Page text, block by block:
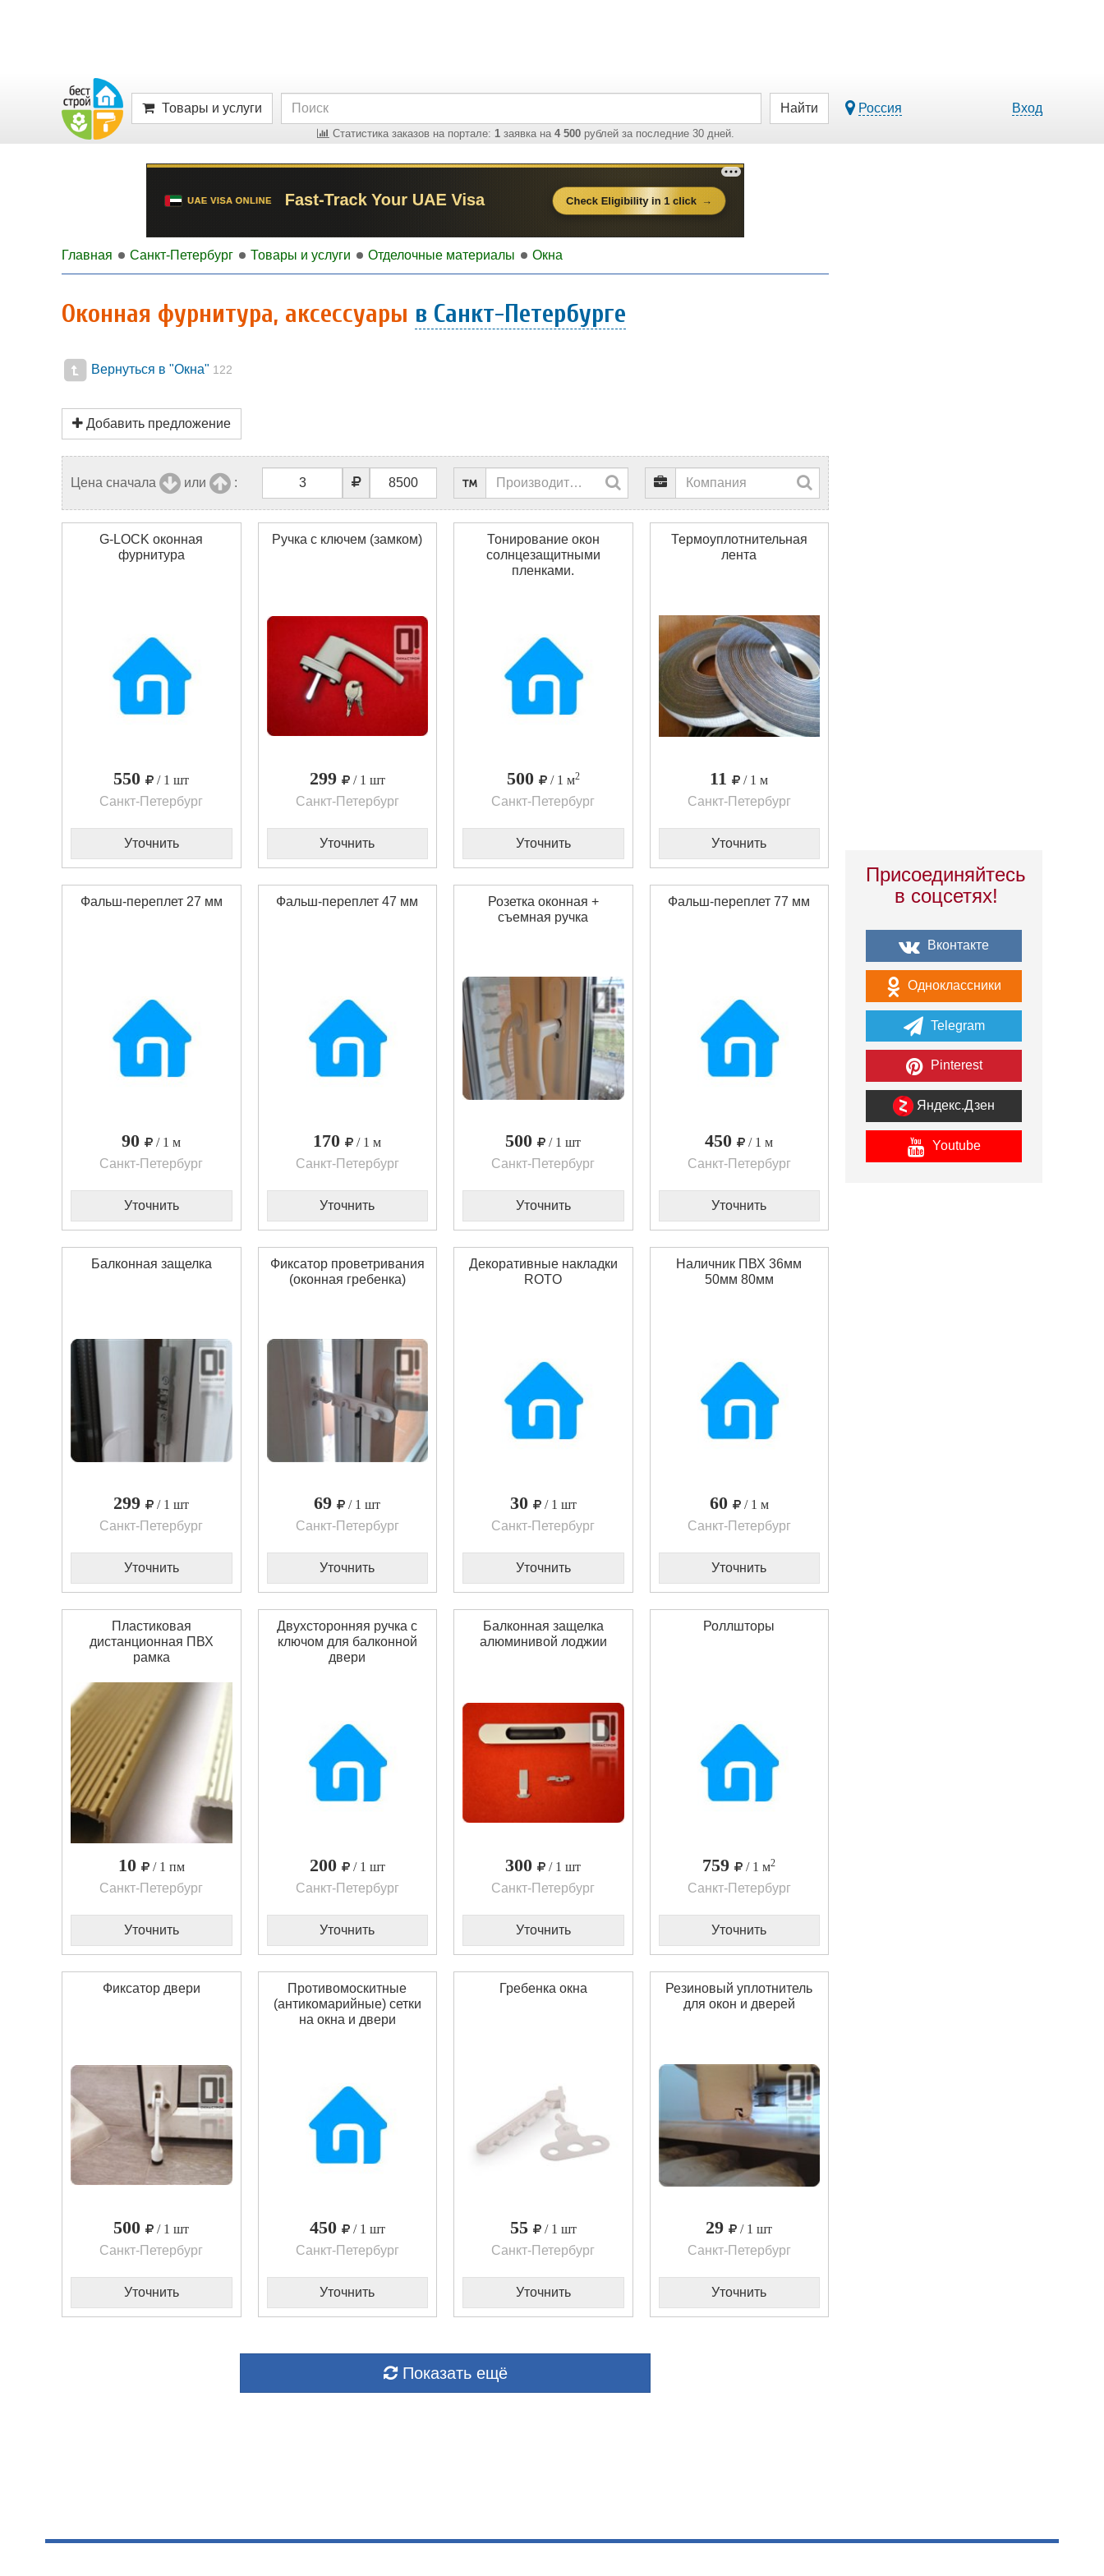
Товары и услуги
Статистика заказов на портале: 1заявка на 4 500рублей за последние 30 дней.
Найти Россия Вход
Главная Санкт-Петербург Товары и услуги Отделочные материалы Окна
Оконная фурнитура, аксессуары в Санкт-Петербурге
Вернуться в "Окна" 122
Добавить предложение
Цена сначала или :
G-LOCK оконная
фурнитура
550
/ 1 шт
Санкт-Петербург
Уточнить
Ручка с ключем (замком)
299
/ 1 шт
Санкт-Петербург
Уточнить
Тонирование окон
солнцезащитными
пленками.
500 / 1 м2
Санкт-Петербург
Уточнить
Термоуплотнительная
лента
11
/ 1 м
Санкт-Петербург
Уточнить
Фальш-переплет 27 мм
90
/ 1 м
Санкт-Петербург
Уточнить
Фальш-переплет 47 мм
170
/ 1 м
Санкт-Петербург
Уточнить
Розетка оконная +
съемная ручка
500
/ 1 шт
Санкт-Петербург
Уточнить
Фальш-переплет 77 мм
450
/ 1 м
Санкт-Петербург
Уточнить
Балконная защелка
299
/ 1 шт
Санкт-Петербург
Уточнить
Фиксатор проветривания
(оконная гребенка)
69
/ 1 шт
Санкт-Петербург
Уточнить
Декоративные накладки
ROTO
30
/ 1 шт
Санкт-Петербург
Уточнить
Наличник ПВХ 36мм
50мм 80мм
60
/ 1 м
Санкт-Петербург
Уточнить
Пластиковая
дистанционная ПВХ
рамка
10
/ 1 пм
Санкт-Петербург
Уточнить
Двухсторонняя ручка с
ключом для балконной
двери
200
/ 1 шт
Санкт-Петербург
Уточнить
Балконная защелка
алюминивой лоджии
300
/ 1 шт
Санкт-Петербург
Уточнить
Роллшторы
759 / 1 м2
Санкт-Петербург
Уточнить
Фиксатор двери
500
/ 1 шт
Санкт-Петербург
Уточнить
Противомоскитные
(антикомарийные) сетки
на окна и двери
450
/ 1 шт
Санкт-Петербург
Уточнить
Гребенка окна
55
/ 1 шт
Санкт-Петербург
Уточнить
Резиновый уплотнитель
для окон и дверей
29
/ 1 шт
Санкт-Петербург
Уточнить
Показать ещё
Присоединяйтесь
в соцсетях!
Вконтакте
Одноклассники
Telegram
Pinterest
Яндекс.Дзен
Youtube